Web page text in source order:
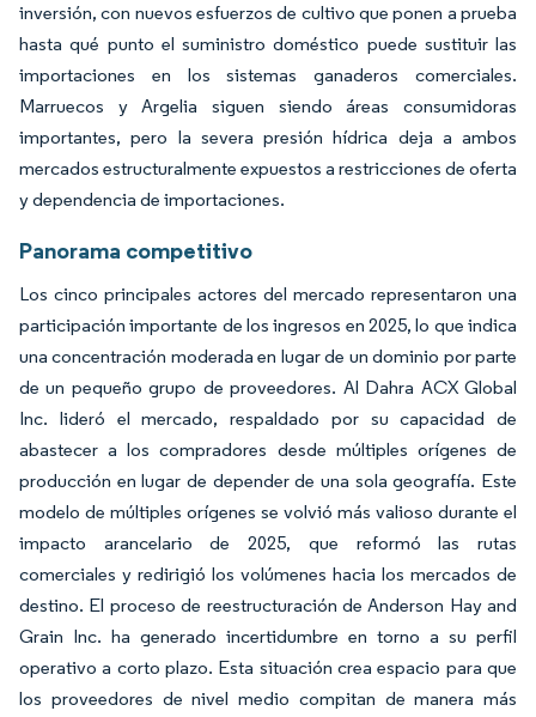
inversión, con nuevos esfuerzos de cultivo que ponen a prueba
hasta qué punto el suministro doméstico puede sustituir las
importaciones en los sistemas ganaderos comerciales.
Marruecos y Argelia siguen siendo áreas consumidoras
importantes, pero la severa presión hídrica deja a ambos
mercados estructuralmente expuestos a restricciones de oferta
y dependencia de importaciones.
Panorama competitivo
Los cinco principales actores del mercado representaron una
participación importante de los ingresos en 2025, lo que indica
una concentración moderada en lugar de un dominio por parte
de un pequeño grupo de proveedores. Al Dahra ACX Global
Inc. lideró el mercado, respaldado por su capacidad de
abastecer a los compradores desde múltiples orígenes de
producción en lugar de depender de una sola geografía. Este
modelo de múltiples orígenes se volvió más valioso durante el
impacto arancelario de 2025, que reformó las rutas
comerciales y redirigió los volúmenes hacia los mercados de
destino. El proceso de reestructuración de Anderson Hay and
Grain Inc. ha generado incertidumbre en torno a su perfil
operativo a corto plazo. Esta situación crea espacio para que
los proveedores de nivel medio compitan de manera más